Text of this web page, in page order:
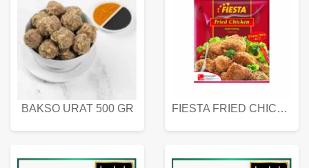
BAKSO URAT 500 GR FIESTA FRIED CHICKEN 500 GR